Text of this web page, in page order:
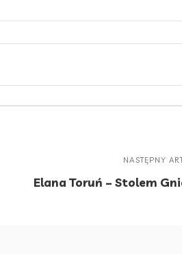
NASTĘPNY
Elana Toruń – Stolem